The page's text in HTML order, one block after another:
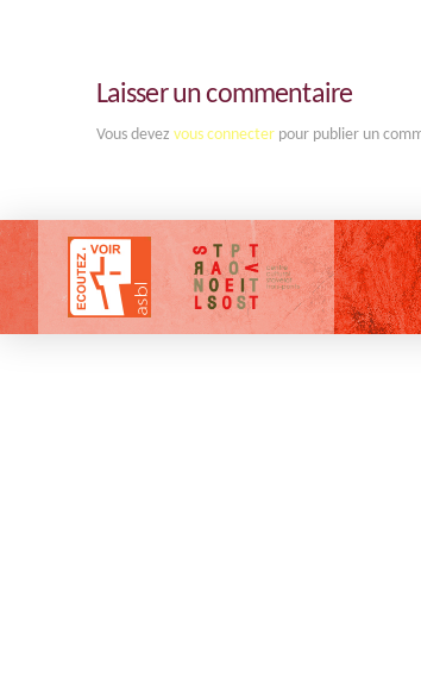
Laisser un commentaire
Vous devez vous connecterpour publier un